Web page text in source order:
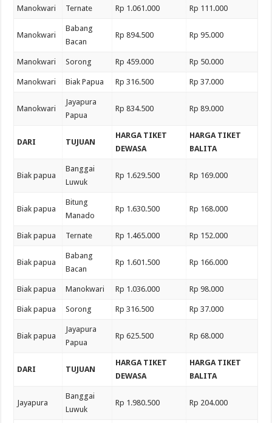
Manokwari Ternate Rp 1.061.000 Rp 111.000
Manokwari
Babang
Bacan
Rp 894.500 Rp 95.000
Manokwari Sorong Rp 459.000 Rp 50.000
Manokwari Biak Papua Rp 316.500 Rp 37.000
Manokwari
Jayapura
Papua
Rp 834.500 Rp 89.000
DARI TUJUAN
HARGA TIKET
DEWASA
HARGA TIKET
BALITA
Biak papua
Banggai
Luwuk
Rp 1.629.500 Rp 169.000
Biak papua
Bitung
Manado
Rp 1.630.500 Rp 168.000
Biak papua Ternate Rp 1.465.000 Rp 152.000
Biak papua
Babang
Bacan
Rp 1.601.500 Rp 166.000
Biak papua Manokwari Rp 1.036.000 Rp 98.000
Biak papua Sorong Rp 316.500 Rp 37.000
Biak papua
Jayapura
Papua
Rp 625.500 Rp 68.000
DARI TUJUAN
HARGA TIKET
DEWASA
HARGA TIKET
BALITA
Jayapura
Banggai
Luwuk
Rp 1.980.500 Rp 204.000